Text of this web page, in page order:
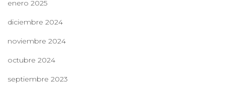
enero 2025
diciembre 2024
noviembre 2024
octubre 2024
septiembre 2023